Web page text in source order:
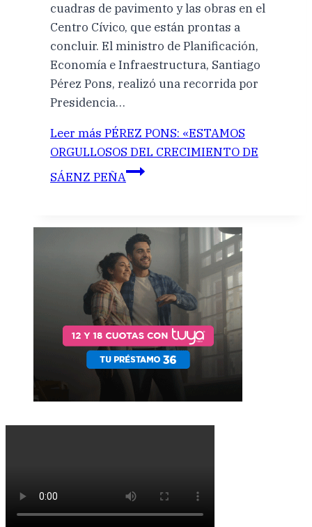
cuadras de pavimento y las obras en el
Centro Cívico, que están prontas a
concluir. El ministro de Planificación,
Economía e Infraestructura, Santiago
Pérez Pons, realizó una recorrida por
Presidencia…
Leer más PÉREZ PONS: «ESTAMOS
ORGULLOSOS DEL CRECIMIENTO DE
SÁENZ PEÑA